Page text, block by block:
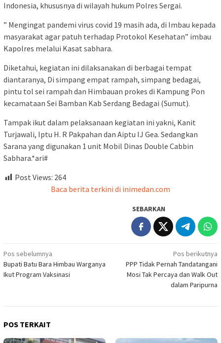
Indonesia, khususnya di wilayah hukum Polres Sergai.
” Mengingat pandemi virus covid 19 masih ada, di Imbau kepada
masyarakat agar patuh terhadap Protokol Kesehatan” imbau
Kapolres melalui Kasat sabhara.
Diketahui, kegiatan ini dilaksanakan di berbagai tempat
diantaranya, Di simpang empat rampah, simpang bedagai,
pintu tol sei rampah dan Himbauan prokes di Kampung Pon
kecamataan Sei Bamban Kab Serdang Bedagai (Sumut).
Tampak ikut dalam pelaksanaan kegiatan ini yakni, Kanit
Turjawali, Iptu H. R Pakpahan dan Aiptu IJ Gea. Sedangkan
Sarana yang digunakan 1 unit Mobil Dinas Double Cabbin
Sabhara.*ari#
Post Views: 264
Baca berita terkini di inimedan.com
SEBARKAN
Navigasi
pos
Pos sebelumnya
Bupati Batu Bara Himbau Warganya
Ikut Program Vaksinasi
Pos berikutnya
PPP Tidak Pernah Tandatangani
Mosi Tak Percaya dan Walk Out
dalam Paripurna
POS TERKAIT